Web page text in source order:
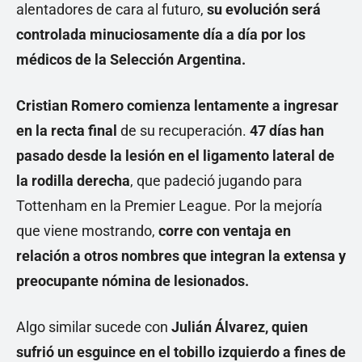
alentadores de cara al futuro, su evolución será
controlada minuciosamente día a día por los
médicos de la Selección Argentina.
Cristian Romero comienza lentamente a ingresar
en la recta final de su recuperación. 47 días han
pasado desde la lesión en el ligamento lateral de
la rodilla derecha, que padeció jugando para
Tottenham en la Premier League. Por la mejoría
que viene mostrando, corre con ventaja en
relación a otros nombres que integran la extensa y
preocupante nómina de lesionados.
Algo similar sucede con Julián Álvarez, quien
sufrió un esguince en el tobillo izquierdo a fines de